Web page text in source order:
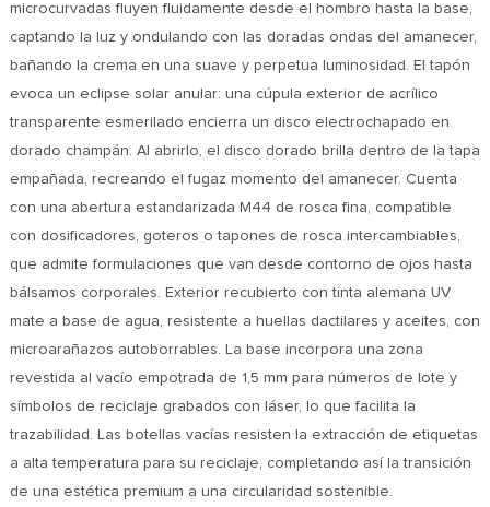
microcurvadas fluyen fluidamente desde el hombro hasta la base,
captando la luz y ondulando con las doradas ondas del amanecer,
bañando la crema en una suave y perpetua luminosidad. El tapón
evoca un eclipse solar anular: una cúpula exterior de acrílico
transparente esmerilado encierra un disco electrochapado en
dorado champán. Al abrirlo, el disco dorado brilla dentro de la tapa
empañada, recreando el fugaz momento del amanecer. Cuenta
con una abertura estandarizada M44 de rosca fina, compatible
con dosificadores, goteros o tapones de rosca intercambiables,
que admite formulaciones que van desde contorno de ojos hasta
bálsamos corporales. Exterior recubierto con tinta alemana UV
mate a base de agua, resistente a huellas dactilares y aceites, con
microarañazos autoborrables. La base incorpora una zona
revestida al vacío empotrada de 1,5 mm para números de lote y
símbolos de reciclaje grabados con láser, lo que facilita la
trazabilidad. Las botellas vacías resisten la extracción de etiquetas
a alta temperatura para su reciclaje, completando así la transición
de una estética premium a una circularidad sostenible.